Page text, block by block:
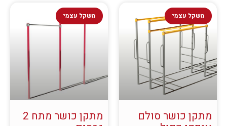
משקל עצמי
מתקן כושר סולם
משקל עצמי
מתקן כושר מתח 2